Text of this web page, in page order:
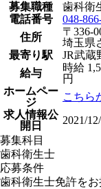
募集職種
歯科衛
電話番号
048-
住所
〒336-
埼玉県
最寄り駅
JR武蔵
給与
時給
円
ホームペー
ジ
こちら
求人情報公
開日
2021/
募集科目
歯科衛生士
応募条件
歯科衛生士免許を